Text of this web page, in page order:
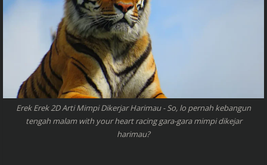
Erek Erek 2D Arti Mimpi Dikerjar Harimau - So, lo pernah kebangun
tengah malam with your heart racing gara-gara mimpi dikejar
harimau?